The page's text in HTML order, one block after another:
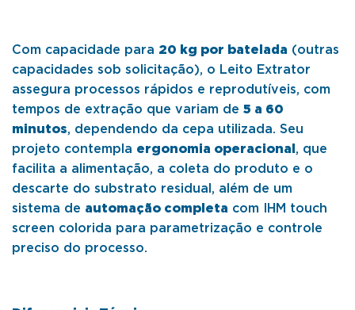
Com capacidade para 20 kg por batelada (outras
capacidades sob solicitação), o Leito Extrator
assegura processos rápidos e reprodutíveis, com
tempos de extração que variam de 5 a 60
minutos, dependendo da cepa utilizada. Seu
projeto contempla ergonomia operacional , que
facilita a alimentação, a coleta do produto e o
descarte do substrato residual, além de um
sistema de automação completa com IHM touch
screen colorida para parametrização e controle
preciso do processo.